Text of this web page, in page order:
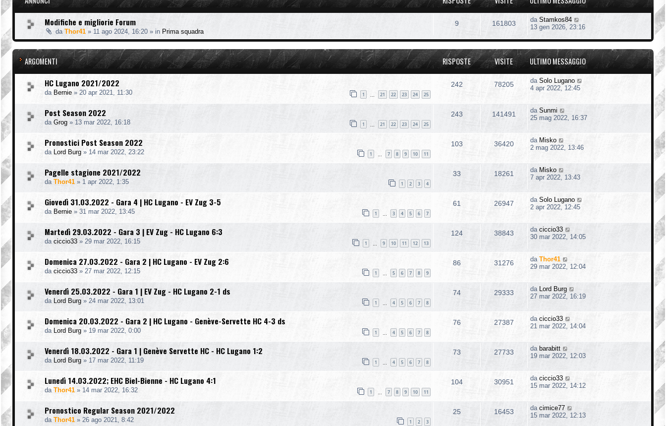
Modifiche e migliorie Forum
da Thor41 » 11 ago 2024, 16:20 » in Prima squadra
9 161803 da Stamkos84
13 gen 2026, 23:16
ARGOMENTI RISPOSTE VISITE ULTIMO MESSAGGIO
HC Lugano 2021/2022
da Bernie » 20 apr 2021, 11:30 1 21 22 23 24 25
242 78205 da Solo Lugano
4 apr 2022, 12:45
Post Season 2022
da Grog » 13 mar 2022, 16:18 1 21 22 23 24 25
243 141491 da Sunmi
25 mag 2022, 16:37
Pronostici Post Season 2022
da Lord Burg » 14 mar 2022, 23:22 1 7 8 9 10 11
103 36420 da Misko
2 mag 2022, 13:46
Pagelle stagione 2021/2022
da Thor41 » 1 apr 2022, 1:35 1 2 3 4
33 18261 da Misko
7 apr 2022, 13:43
Giovedì 31.03.2022 - Gara 4 | HC Lugano - EV Zug 3-5
da Bernie » 31 mar 2022, 13:45 1 3 4 5 6 7
61 26947 da Solo Lugano
2 apr 2022, 12:45
Martedì 29.03.2022 - Gara 3 | EV Zug - HC Lugano 6:3
da ciccio33 » 29 mar 2022, 16:15 1 9 10 11 12 13
124 38843 da ciccio33
30 mar 2022, 14:05
Domenica 27.03.2022 - Gara 2 | HC Lugano - EV Zug 2:6
da ciccio33 » 27 mar 2022, 12:15 1 5 6 7 8 9
86 31276 da Thor41
29 mar 2022, 12:04
Venerdì 25.03.2022 - Gara 1 | EV Zug - HC Lugano 2-1 ds
da Lord Burg » 24 mar 2022, 13:01 1 4 5 6 7 8
74 29333 da Lord Burg
27 mar 2022, 16:19
Domenica 20.03.2022 - Gara 2 | HC Lugano - Genève-Servette HC 4-3 ds
da Lord Burg » 19 mar 2022, 0:00 1 4 5 6 7 8
76 27387 da ciccio33
21 mar 2022, 14:04
Venerdì 18.03.2022 - Gara 1 | Genève Servette HC - HC Lugano 1:2
da Lord Burg » 17 mar 2022, 11:19 1 4 5 6 7 8
73 27733 da barabitt
19 mar 2022, 12:03
Lunedì 14.03.2022; EHC Biel-Bienne - HC Lugano 4:1
da Thor41 » 14 mar 2022, 16:32 1 7 8 9 10 11
104 30951 da ciccio33
15 mar 2022, 14:12
Pronostico Regular Season 2021/2022
da Thor41 » 26 ago 2021, 8:42 1 2 3
25 16453 da cimice77
15 mar 2022, 12:13